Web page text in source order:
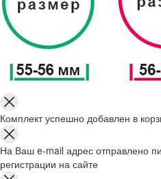
Комплект успешно добавлен в
На Ваш e-mail адрес отправлено
регистрации на сайте